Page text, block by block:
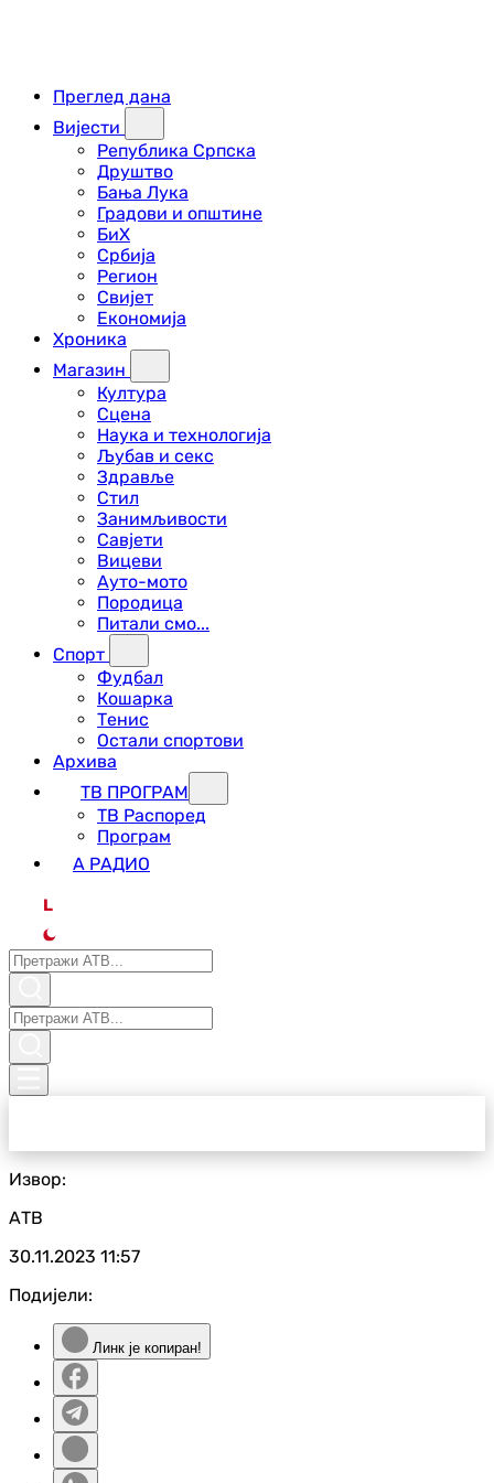
Преглед дана
Вијести
Република Српска
Друштво
Бања Лука
Градови и општине
БиХ
Србија
Регион
Свијет
Економија
Хроника
Магазин
Култура
Сцена
Наука и технологија
Љубав и секс
Здравље
Стил
Занимљивости
Савјети
Вицеви
Ауто-мото
Породица
Питали смо...
Спорт
Фудбал
Кошарка
Тенис
Остали спортови
Архива
ТВ ПРОГРАМ
ТВ Распоред
Програм
А РАДИО
L
Извор:
АТВ
30.11.2023 11:57
Подијели:
Линк је копиран!